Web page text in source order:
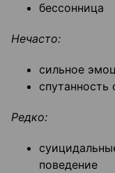
бессонница
Нечасто:
сильное
спутанность
Редко:
поведение